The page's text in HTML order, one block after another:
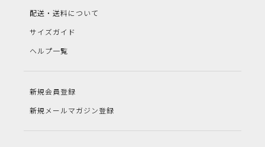
配送・送料について
サイズガイド
ヘルプ一覧
新規会員登録
新規メールマガジン登録